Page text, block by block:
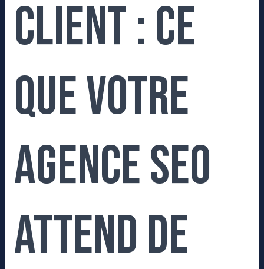
client : ce
que votre
agence SEO
attend de